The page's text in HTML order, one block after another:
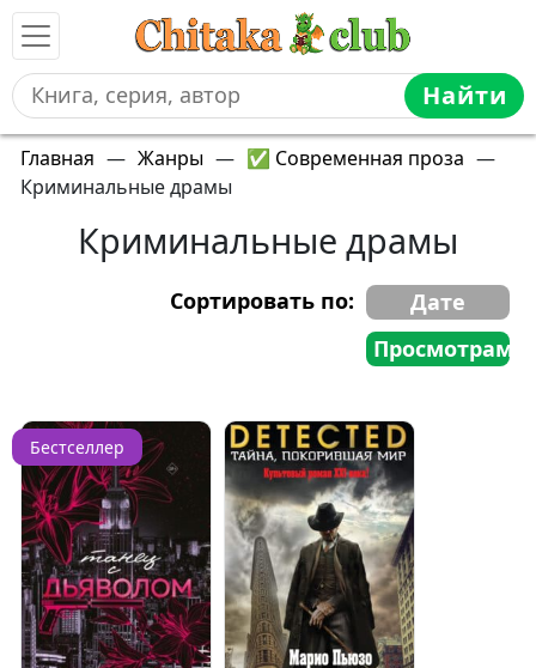
Найти
Главная — Жанры — ✅ Современная проза —
Криминальные драмы
Криминальные драмы
Сортировать по:
Дате
Просмотрам
Бестселлер